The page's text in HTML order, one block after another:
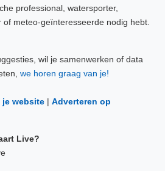
professional, watersporter,
of meteo-geïnteresseerde nodig hebt.
wil je samenwerken of data
we horen graag van je!
je website | Adverteren op
Live?